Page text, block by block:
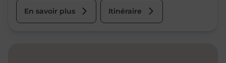
En savoir plus Itinéraire